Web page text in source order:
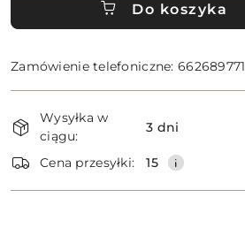
Do koszyka
Zamówienie telefoniczne: 662689771
i
dostawa
Wysyłka w
ciągu:
3 dni
Cena przesyłki: 15